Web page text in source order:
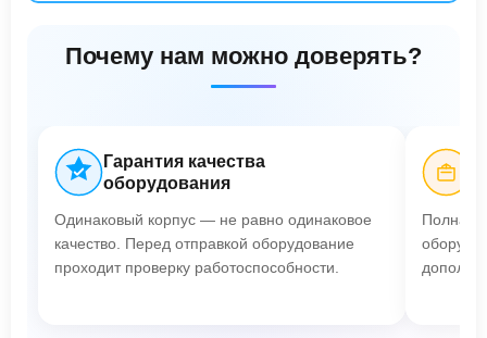
Почему нам можно доверять?
Гарантия качества
оборудования
Одинаковый корпус — не равно одинаковое
качество. Перед отправкой оборудование
проходит проверку работоспособности.
Полная